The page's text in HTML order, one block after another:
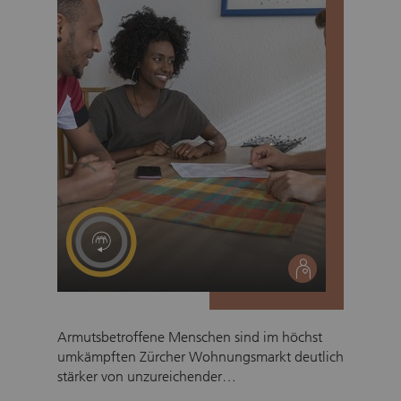
MUNTERwegs Programm für Jugendliche
begleiten die Mentoren und Mentorinnen vor
allem den Berufswahlprozess ihrer Mentees.
social
Armutsbetroffene Menschen sind im höchst
umkämpften Zürcher Wohnungsmarkt deutlich
stärker von unzureichender